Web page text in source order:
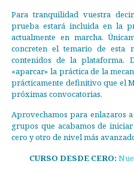
Para tranquilidad vuestra
prueba estará incluida en la
actualmente en marcha.
concreten el temario de esta
contenidos de la plataforma.
«aparcar» la práctica de la
prácticamente definitivo que el
próximas convocatorias.
Aprovechamos para enlazaros
grupos que acabamos de
cero y otro de nivel más
CURSO DESDE CERO: